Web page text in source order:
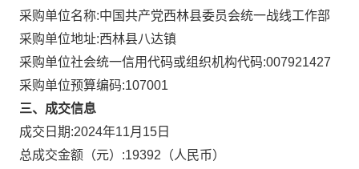
采购单位名称:中国共产党西林县委员会统一战线工作部
采购单位地址:西林县八达镇
采购单位社会统一信用代码或组织机构代码:007921427
采购单位预算编码:107001
三、成交信息
成交日期:2024年11月15日
总成交金额（元）:19392 （人民币）